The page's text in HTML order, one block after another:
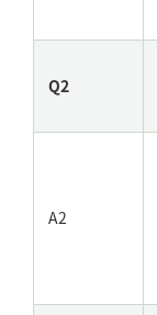
Q2
A2